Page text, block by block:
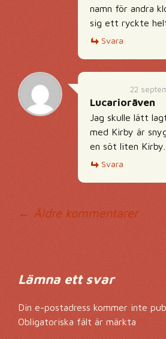
namn för andra
sig ett ryckte
Svara
22
Lucarioräven
Jag skulle lätt
med Kirby är
en söt liten
Svara
← Äldre kommentarer
Lämna ett svar
Din e-postadress kommer inte
Obligatoriska fält är märkta *